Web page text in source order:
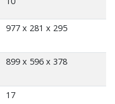
977 x 281 x 295
899 x 596 x 378
17